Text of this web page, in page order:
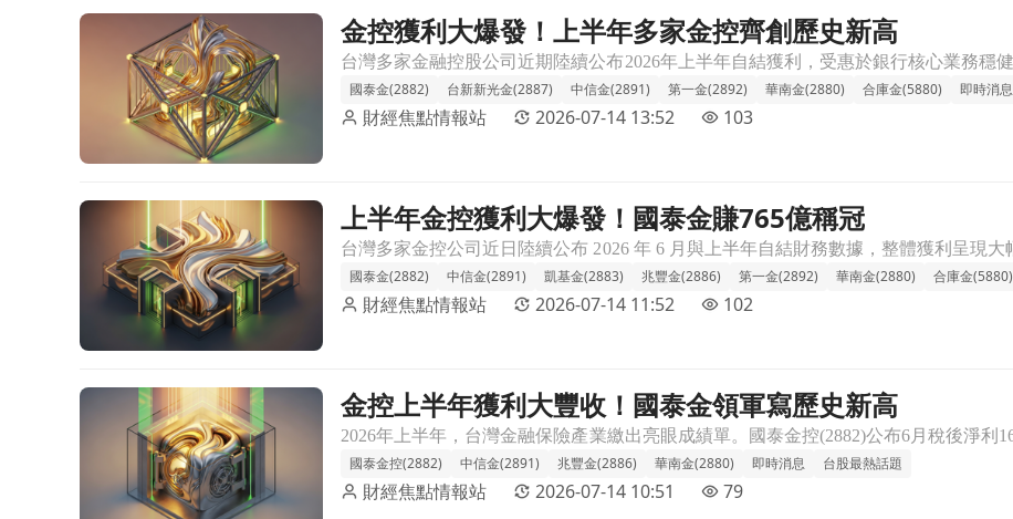
前往金控獲利大爆發！上半年多家金控齊創歷史新高文章頁金控獲利大爆發！上半年多家金控齊創歷史新高
國泰金(2882)
台新新光金(2887) 中信金(2891) 第一金(2892) 華南金(2880) 合庫金(5880) 即時消息
財經焦點情報站 2026-07-14 13:52 103
前往上半年金控獲利大爆發！國泰金賺765億稱冠文章頁上半年金控獲利大爆發！國泰金賺765億稱冠
國泰金(2882)
中信金(2891) 凱基金(2883) 兆豐金(2886) 第一金(2892) 華南金(2880) 合庫金(5880)
財經焦點情報站 2026-07-14 11:52 102
前往金控上半年獲利大豐收！國泰金領軍寫歷史新高文章頁金控上半年獲利大豐收！國泰金領軍寫歷史新高
國泰金控(2882)
中信金(2891) 兆豐金(2886) 華南金(2880) 即時消息 台股最熱話題
財經焦點情報站 2026-07-14 10:51 79